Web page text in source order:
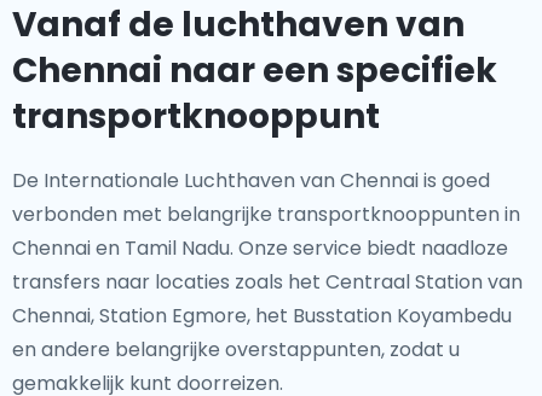
Vanaf de luchthaven van
Chennai naar een specifiek
transportknooppunt
De Internationale Luchthaven van Chennai is goed
verbonden met belangrijke transportknooppunten in
Chennai en Tamil Nadu. Onze service biedt naadloze
transfers naar locaties zoals het Centraal Station van
Chennai, Station Egmore, het Busstation Koyambedu
en andere belangrijke overstappunten, zodat u
gemakkelijk kunt doorreizen.